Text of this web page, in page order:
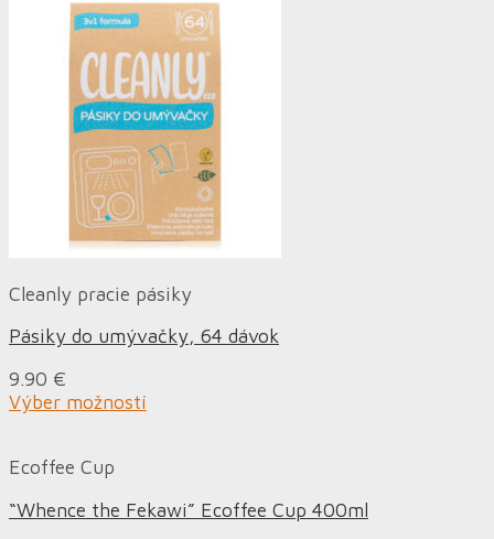
Cleanly pracie pásiky
Pásiky do umývačky, 64 dávok
9.90 €
Výber možností
Ecoffee Cup
“Whence the Fekawi” Ecoffee Cup 400ml